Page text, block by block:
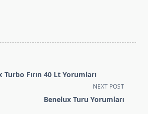
Fırın 40 Lt Yorumları
NEXT POST
Benelux Turu Yorumları